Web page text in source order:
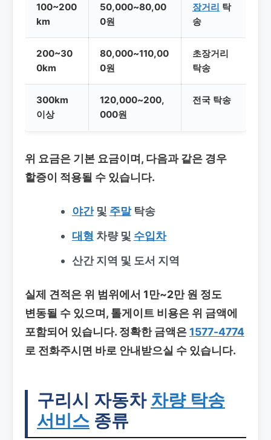
100~200
km
50,000~80,00
0원
장거리 탁
송
200~30
0km
80,000~110,00
0원
초장거리
탁송
300km
이상
120,000~200,
000원
전국 탁송
위 요금은 기본 요금이며, 다음과 같은 경우
할증이 적용될 수 있습니다.
야간및 주말탁송
대형 차량 및 수입차
산간 지역 및 도서 지역
실제 견적은 위 범위에서 1만~2만 원 정도
변동될 수 있으며, 톨게이트 비용은 위 금액에
포함되어 있습니다. 정확한 금액은1577-4774
로 전화주시면 바로 안내받으실 수 있습니다.
구리시 자동차 차량 탁송
서비스 종류